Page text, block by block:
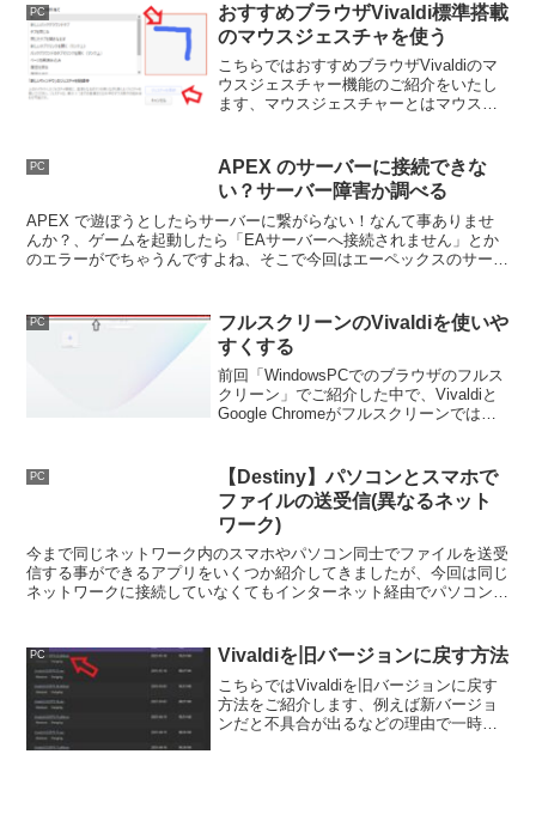
PC
おすすめブラウザVivaldi標準搭載
のマウスジェスチャを使う
こちらではおすすめブラウザVivaldiのマ
ウスジェスチャー機能のご紹介をいたし
ます、マウスジェスチャーとはマウスの
利ですので試してみられてください。
PC
APEX のサーバーに接続できな
い？サーバー障害か調べる
APEX で遊ぼうとしたらサーバーに繋がらない！なんて事ありませ
んか？、ゲームを起動したら「EAサーバーへ接続されません」とか
のエラーがでちゃうんですよね、そこで今回はエーペックスのサーバ
PC
フルスクリーンのVivaldiを使いや
すくする
前回「WindowsPCでのブラウザのフルス
クリーン」でご紹介した中で、Vivaldiと
Google Chromeがフルスクリーンでは使
Vivaldiを使いやすくする方法をご紹介し
ます。
PC
【Destiny】パソコンとスマホで
ファイルの送受信(異なるネット
ワーク)
今まで同じネットワーク内のスマホやパソコン同士でファイルを送受
信する事ができるアプリをいくつか紹介してきましたが、今回は同じ
ネットワークに接続していなくてもインターネット経由でパソコンや
PC Vivaldiを旧バージョンに戻す方法
こちらではVivaldiを旧バージョンに戻す
方法をご紹介します、例えば新バージョ
ンだと不具合が出るなどの理由で一時的